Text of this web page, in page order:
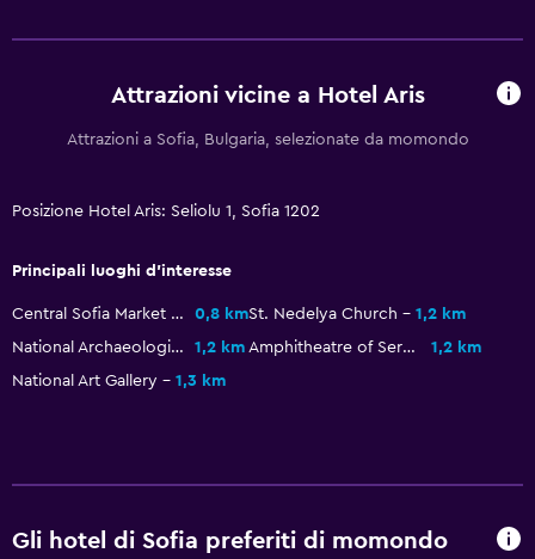
Asciugacapelli
Carta igienica
Bagno privato
Barra appendiabiti
Attrazioni vicine a Hotel Aris
Attrazioni a Sofia, Bulgaria, selezionate da momondo
Posizione Hotel Aris: Seliolu 1, Sofia 1202
Principali luoghi d'interesse
Central Sofia Market Hall 0,8 kmSt. Nedelya Church
1,2 km
National Archaeological Museum
1,2 km Amphitheatre of Serdica
1,2 km
National Art Gallery
1,3 km
Gli hotel di Sofia preferiti di momondo